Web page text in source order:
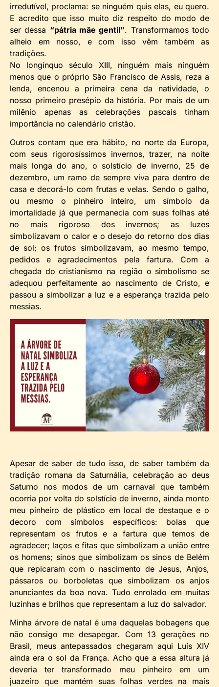
irredutível, proclama: se ninguém quis elas, eu quero.
E acredito que isso muito diz respeito do modo de
ser dessa “pátria mãe gentil”. Transformamos todo
alheio em nosso, e com isso vêm também as
tradições.
No longínquo século XIII, ninguém mais ninguém
menos que o próprio São Francisco de Assis, reza a
lenda, encenou a primeira cena da natividade, o
nosso primeiro presépio da história. Por mais de um
milênio apenas as celebrações pascais tinham
importância no calendário cristão.
Outros contam que era hábito, no norte da Europa,
com seus rigorosíssimos invernos, trazer, na noite
mais longa do ano, o solstício de inverno, 25 de
dezembro, um ramo de sempre viva para dentro de
casa e decorá-lo com frutas e velas. Sendo o galho,
ou mesmo o pinheiro inteiro, um símbolo da
imortalidade já que permanecia com suas folhas até
no mais rigoroso dos invernos; as luzes
simbolizavam o calor e o desejo do retorno dos dias
de sol; os frutos simbolizavam, ao mesmo tempo,
pedidos e agradecimentos pela fartura. Com a
chegada do cristianismo na região o simbolismo se
adequou perfeitamente ao nascimento de Cristo, e
passou a simbolizar a luz e a esperança trazida pelo
messias.
Apesar de saber de tudo isso, de saber também da
tradição romana da Saturnália, celebração ao deus
Saturno nos modos de um carnaval que também
ocorria por volta do solstício de inverno, ainda monto
meu pinheiro de plástico em local de destaque e o
decoro com símbolos específicos: bolas que
representam os frutos e a fartura que temos de
agradecer; laços e fitas que simbolizam a união entre
os homens; sinos que simbolizam os sinos de Belém
que repicaram com o nascimento de Jesus, Anjos,
pássaros ou borboletas que simbolizam os anjos
anunciantes da boa nova. Tudo enrolado em muitas
luzinhas e brilhos que representam a luz do salvador.
Minha árvore de natal é uma daquelas bobagens que
não consigo me desapegar. Com 13 gerações no
Brasil, meus antepassados chegaram aqui Luís XIV
ainda era o sol da França. Acho que a essa altura já
deveria ter transformado meu pinheiro em um
juazeiro que mantém suas folhas verdes na mais